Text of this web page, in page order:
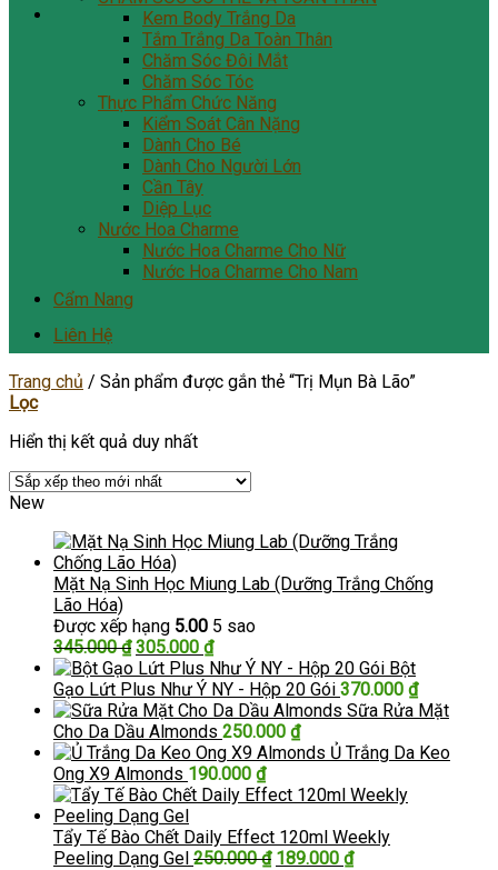
Kem Body Trắng Da
Tắm Trắng Da Toàn Thân
Chăm Sóc Đôi Mắt
Chăm Sóc Tóc
Thực Phẩm Chức Năng
Kiểm Soát Cân Nặng
Dành Cho Bé
Dành Cho Người Lớn
Cần Tây
Diệp Lục
Nước Hoa Charme
Nước Hoa Charme Cho Nữ
Nước Hoa Charme Cho Nam
Cẩm Nang
Liên Hệ
Trang chủ / Sản phẩm được gắn thẻ “Trị Mụn Bà Lão”
Lọc
Hiển thị kết quả duy nhất
New
Mặt Nạ Sinh Học Miung Lab (Dưỡng Trắng Chống
Lão Hóa)
Được xếp hạng 5.00 5 sao
345.000₫ Giá
gốc
là:
345.000 ₫.
305.000 ₫Giá
hiện
tại
là:
305.000 ₫.
Bột
Gạo Lứt Plus Như Ý NY - Hộp 20 Gói 370.000 ₫
Sữa Rửa Mặt
Cho Da Dầu Almonds 250.000 ₫
Ủ Trắng Da Keo
Ong X9 Almonds 190.000 ₫
Tẩy Tế Bào Chết Daily Effect 120ml Weekly
Peeling Dạng Gel 250.000₫ Giá
189.000 ₫Giá